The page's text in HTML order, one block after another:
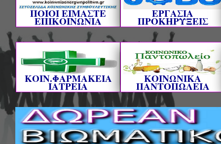
ΠΟΙΟΙ ΕΙΜΑΣΤΕ
ΕΠΙΚΟΙΝΩΝΙΑ
ΕΡΓΑΣΙΑ
ΠΡΟΚΗΡΥΞΕΙΣ
ΚΟΙΝ.ΦΑΡΜΑΚΕΙΑ
ΙΑΤΡΕΙΑ
ΚΟΙΝΩΝΙΚΑ
ΠΑΝΤΟΠΩΛΕΙΑ